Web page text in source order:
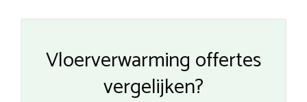
Vloerverwarming offertes
vergelijken?